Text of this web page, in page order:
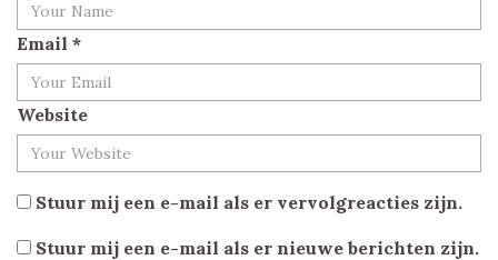
Email *
Website
Stuur mij een e-mail als er vervolgreacties zijn.
Stuur mij een e-mail als er nieuwe berichten zijn.